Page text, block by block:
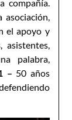
compañía.
asociación,
el apoyo y
asistentes,
palabra,
– 50 años